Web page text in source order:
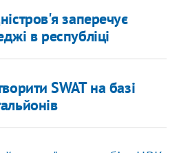
заперечує
в республіці
SWAT на базі